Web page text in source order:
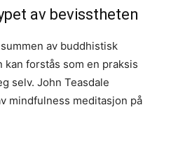
av bevisstheten
av buddhistisk
kan forstås som en praksis
selv. John Teasdale
mindfulness meditasjon på